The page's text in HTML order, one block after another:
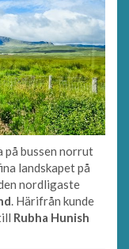
på bussen norrut
landskapet på
nordligaste
. Härifrån kunde
Rubha Hunish